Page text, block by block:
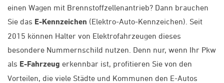
einen Wagen mit Brennstoffzellenantrieb? Dann brauchen
Sie das E-Kennzeichen (Elektro-Auto-Kennzeichen). Seit
2015 können Halter von Elektrofahrzeugen dieses
besondere Nummernschild nutzen. Denn nur, wenn Ihr Pkw
als E-Fahrzeug erkennbar ist, profitieren Sie von den
Vorteilen, die viele Städte und Kommunen den E-Autos